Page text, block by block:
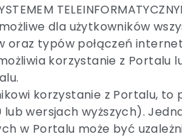
dla użytkowników
typów połączeń
korzystanie z Portalu
korzystanie z Portalu,
wersjach wyższych).
w Portalu może być